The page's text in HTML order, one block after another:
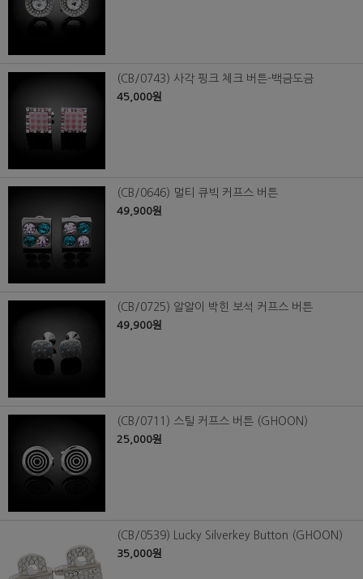
(CB/0743) 사각 핑크 체크 버튼-백금도금
45,000원
(CB/0646) 멀티 큐빅 커프스 버튼
49,900원
(CB/0725) 알알이 박힌 보석 커프스 버튼
49,900원
(CB/0711) 스틸 커프스 버튼 (GHOON)
25,000원
(CB/0539) Lucky Silverkey Button (GHOON)
35,000원